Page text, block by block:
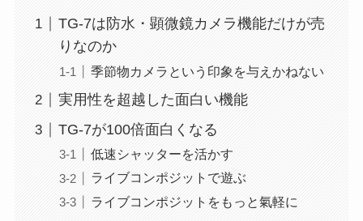
TG-7は防水・顕微鏡カメラ機能だけが売
りなのか
季節物カメラという印象を与えかねない
実用性を超越した面白い機能
TG-7が100倍面白くなる
低速シャッターを活かす
ライブコンポジットで遊ぶ
ライブコンポジットをもっと氣軽に